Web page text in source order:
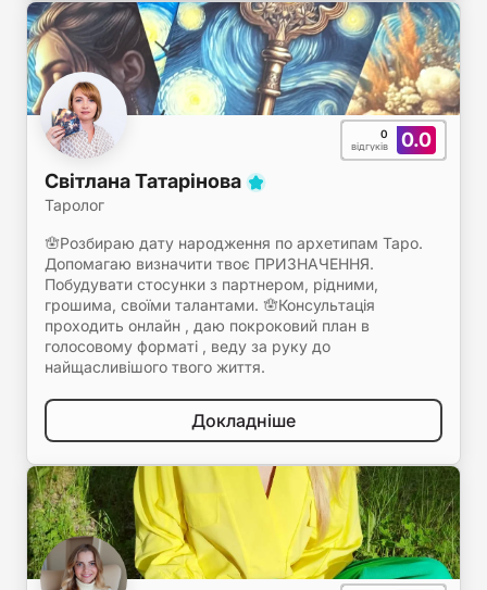
0.0
0
відгуків
Світлана Татарінова
Таролог
🪬Розбираю дату народження по архетипам Таро.
Допомагаю визначити твоє ПРИЗНАЧЕННЯ.
Побудувати стосунки з партнером, рідними,
грошима, своїми талантами. 🪬Консультація
проходить онлайн , даю покроковий план в
голосовому форматі , веду за руку до
найщасливішого твого життя.
Докладніше